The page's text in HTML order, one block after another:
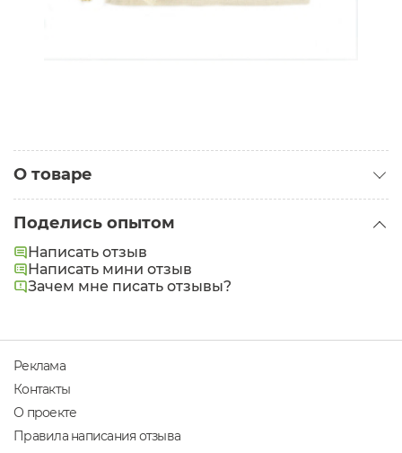
О товаре
Поделись опытом
Написать отзыв
Написать мини отзыв
Зачем мне писать отзывы?
Реклама
Контакты
О проекте
Правила написания отзыва